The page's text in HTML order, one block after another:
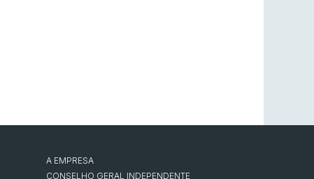
A EMPRESA
CONSELHO GERAL INDEPENDENTE